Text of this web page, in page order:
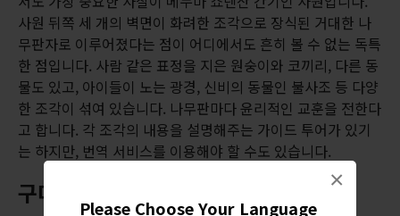
Please Choose Your Language
×
사원 뒤쪽 세 개의 벽면이 화려한 조각으로 장식된 거대한 나
무판자로 이루어졌다는 점이 어디에서도 흔히 볼 수 없는 독특
한 점입니다. 사람 같은 표정을 지은 원숭이와 코끼리, 다른 동
물도 있고, 아이들이 노는 광경, 신비의 동물인 불사조 등 다양
한 조각이 섞여 있습니다. 나무판마다 윤리적인 교훈을 전한다
고 합니다. 각 조각의 내용을 설명해주는 가이드 투어가 있기
는 하지만, 번역 서비스를 이용해야 할 수도 있습니다.
구마가야 우치와 축제